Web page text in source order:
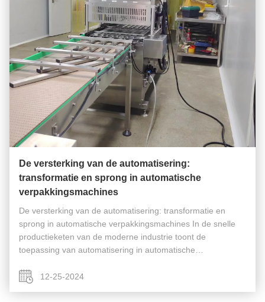
De versterking van de automatisering:
transformatie en sprong in automatische
verpakkingsmachines
De versterking van de automatisering: transformatie en
sprong in automatische verpakkingsmachines In de snelle
productieketen van de moderne industrie toont de
toepassing van automatisering in automatische
cruciale betekenis.Het is als een stroom ...
12-25-2024